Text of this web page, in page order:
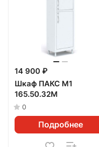
14 900 ₽
Шкаф ПАКС М1
165.50.32М
0
Подробнее